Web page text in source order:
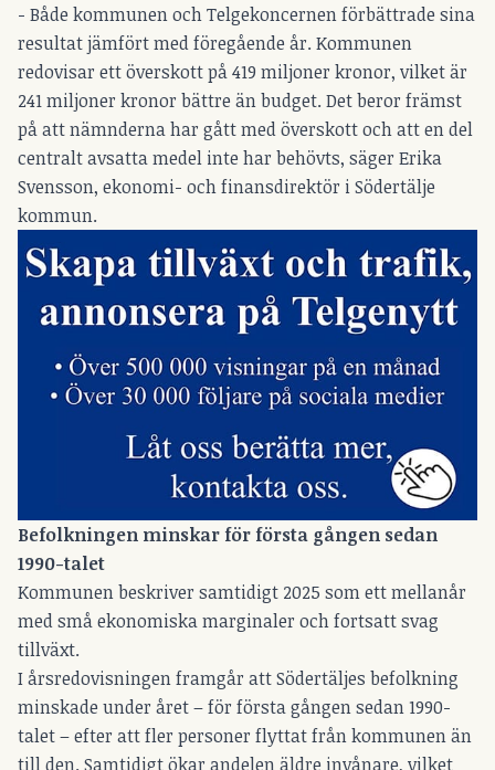
- Både kommunen och Telgekoncernen förbättrade sina
resultat jämfört med föregående år. Kommunen
redovisar ett överskott på 419 miljoner kronor, vilket är
241 miljoner kronor bättre än budget. Det beror främst
på att nämnderna har gått med överskott och att en del
centralt avsatta medel inte har behövts, säger Erika
Svensson, ekonomi- och finansdirektör i Södertälje
kommun.
Befolkningen minskar för första gången sedan
1990-talet
Kommunen beskriver samtidigt 2025 som ett mellanår
med små ekonomiska marginaler och fortsatt svag
tillväxt.
I årsredovisningen framgår att Södertäljes befolkning
minskade under året – för första gången sedan 1990-
talet – efter att fler personer flyttat från kommunen än
till den. Samtidigt ökar andelen äldre invånare, vilket